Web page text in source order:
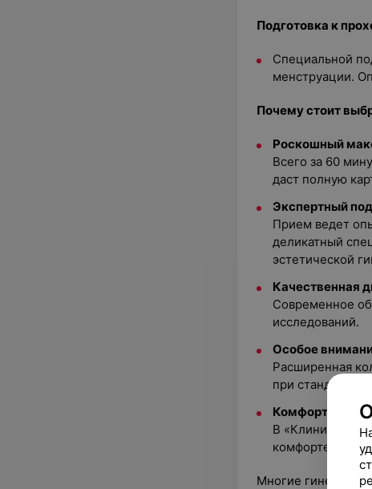
Подготовка к
Специальной
менструации.
Почему стоит
Роскошный
Всего за 60
даст полную
Экспертный
Прием ведет
деликатный
эстетической
Качественная
Современное
исследований.
Особое
Расширенная
при
Комфорт и
В «Клинике
комфорте!
Многие